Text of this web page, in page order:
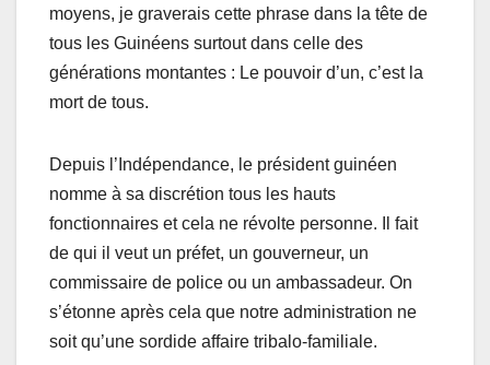
moyens, je graverais cette phrase dans la tête de
tous les Guinéens surtout dans celle des
générations montantes : Le pouvoir d’un, c’est la
mort de tous.
Depuis l’Indépendance, le président guinéen
nomme à sa discrétion tous les hauts
fonctionnaires et cela ne révolte personne. Il fait
de qui il veut un préfet, un gouverneur, un
commissaire de police ou un ambassadeur. On
s’étonne après cela que notre administration ne
soit qu’une sordide affaire tribalo-familiale.